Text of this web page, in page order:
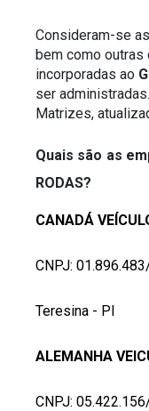
Consideram-se
bem como outras
incorporadas ao
ser
Matrizes,
Quais são as
RODAS?
CANADÁ
CNPJ:
Teresina - PI
ALEMANHA
CNPJ: